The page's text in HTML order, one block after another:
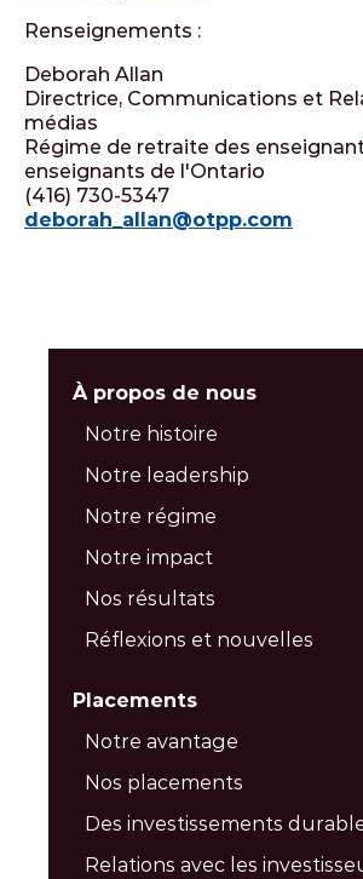
Renseignements :
Deborah Allan
Directrice, Communications et
médias
Régime de retraite des
enseignants de l'Ontario
(416) 730-5347
deborah_allan@otpp.com
À propos de nous
Notre histoire
Notre leadership
Notre régime
Notre impact
Nos résultats
Réflexions et nouvelles
Placements
Notre avantage
Nos placements
Des investissements
Relations avec les